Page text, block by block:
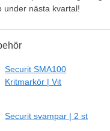
under nästa kvartal!
Securit SMA100
Kritmarkör | Vit
Securit svampar | 2 st